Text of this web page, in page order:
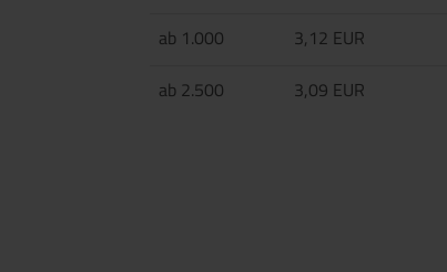
ab 1.000
3,12 EUR
ab 2.500
3,09 EUR